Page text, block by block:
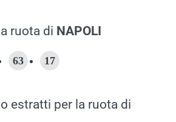
ruota di NAPOLI
63 17
estratti per la ruota di